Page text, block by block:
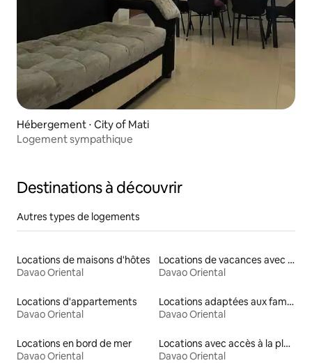
Hébergement ⋅ City of Mati
Logement sympathique
Destinations à découvrir
Autres types de logements
Locations de maisons d'hôtes
Davao Oriental
Locations de vacances avec piscine
Davao Oriental
Locations d'appartements
Davao Oriental
Locations adaptées aux familles
Davao Oriental
Locations en bord de mer
Davao Oriental
Locations avec accès à la plage
Davao Oriental